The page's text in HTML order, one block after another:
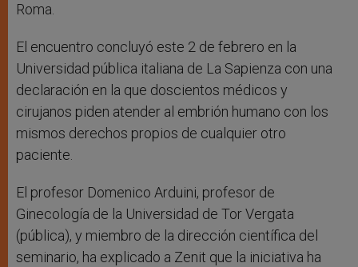
Roma.
El encuentro concluyó este 2 de febrero en la
Universidad pública italiana de La Sapienza con una
declaración en la que doscientos médicos y
cirujanos piden atender al embrión humano con los
mismos derechos propios de cualquier otro
paciente.
El profesor Domenico Arduini, profesor de
Ginecología de la Universidad de Tor Vergata
(pública), y miembro de la dirección científica del
seminario, ha explicado a Zenit que la iniciativa ha